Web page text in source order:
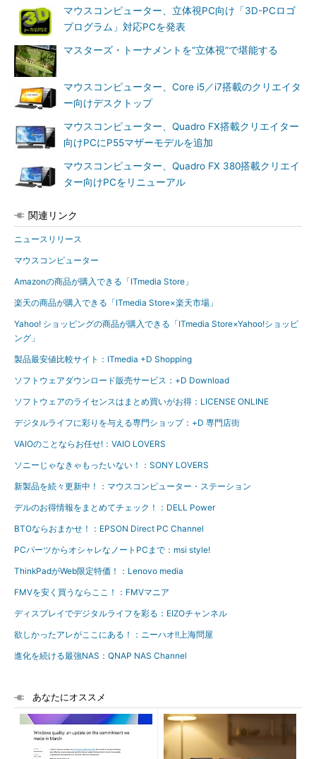
マウスコンピューター、立体視PC向け「3D-PCロゴ
プログラム」対応PCを発表
マスターズ・トーナメントを“立体視”で堪能する
マウスコンピューター、Core i5／i7搭載のクリエイタ
ー向けデスクトップ
マウスコンピューター、Quadro FX搭載クリエイター
向けPCにP55マザーモデルを追加
マウスコンピューター、Quadro FX 380搭載クリエイ
ター向けPCをリニューアル
関連リンク
ニュースリリース
マウスコンピューター
Amazonの商品が購入できる「ITmedia Store」
楽天の商品が購入できる「ITmedia Store×楽天市場」
Yahoo! ショッピングの商品が購入できる「ITmedia Store×Yahoo!ショッピ
ング」
製品最安値比較サイト：ITmedia +D Shopping
ソフトウェアダウンロード販売サービス：+D Download
ソフトウェアのライセンスはまとめ買いがお得：LICENSE ONLINE
デジタルライフに彩りを与える専門ショップ：+D 専門店街
VAIOのことならお任せ!：VAIO LOVERS
ソニーじゃなきゃもったいない！：SONY LOVERS
新製品を続々更新中！：マウスコンピューター・ステーション
デルのお得情報をまとめてチェック！：DELL Power
BTOならおまかせ！：EPSON Direct PC Channel
PCパーツからオシャレなノートPCまで：msi style!
ThinkPadがWeb限定特価！：Lenovo media
FMVを安く買うならここ！：FMVマニア
ディスプレイでデジタルライフを彩る：EIZOチャンネル
欲しかったアレがここにある！：ニーハオ!!上海問屋
進化を続ける最強NAS：QNAP NAS Channel
あなたにオススメ